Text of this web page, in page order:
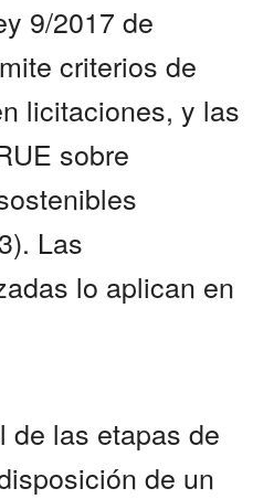
9/2017 de
criterios de
licitaciones, y las
sobre
Las
lo aplican en
de las etapas de
de un